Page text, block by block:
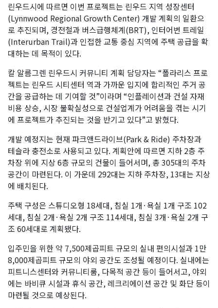
린우드시에 따르면 이번 프로젝트는 린우드 지역 성장센터
(Lynnwood Regional Growth Center) 개발 계획의 일환으
로 추진되며, 경전철과 버스급행체계(BRT), 인터어번 트레일
(Interurban Trail)과 인접한 교통 중심 지역에 주택 공급을 확
대하는 데 목적이 있다.
칼 알름그렌 린우드시 커뮤니티 계획 담당자는 “폴라리스 프로
젝트는 린우드 시티센터 역과 가까운 입지에 합리적인 주거 공
간을 공급하는 데 기여할 것”이라며 “인플레이션과 건설 자재
비용 상승, 시장 불확실성으로 건설업계가 어려움을 겪는 시기
에 프로젝트가 추진되는 것을 반기고 있다”고 밝혔다.
개발 예정지는 현재 파크앤드라이브(Park & Ride) 주차장과
테슬라 충전소로 사용되고 있다. 계획안에 따르면 지하 2층 주
차장 위에 지상 6층 규모의 건물이 들어서며, 총 305대의 주차
공간이 마련된다. 이 가운데 292대는 지하 주차장, 13대는 지상
에 배치된다.
주택 구성은 스튜디오형 18세대, 침실 1개·욕실 1개 구조 102
세대, 침실 2개·욕실 2개 구조 114세대, 침실 3개·욕실 2개 구
조 60세대로 계획됐다.
입주민을 위한 약 7,500제곱피트 규모의 실내 편의시설과 1만
8,000제곱피트 규모의 야외 공간도 조성될 예정이다. 실내에는
피트니스센터와 커뮤니티룸, 다목적 공간 등이 들어서고, 야외
에는 바비큐 시설과 휴식 공간, 레크리에이션 공간 및 화단 등이
마련될 것으로 예상된다.